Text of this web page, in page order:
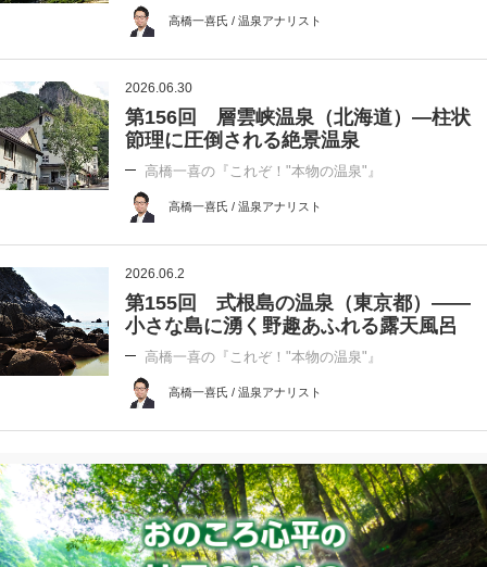
高橋一喜氏 / 温泉アナリスト
2026.06.30
第156回 層雲峡温泉（北海道）―柱状
節理に圧倒される絶景温泉
高橋一喜の『これぞ！"本物の温泉"』
高橋一喜氏 / 温泉アナリスト
2026.06.2
第155回 式根島の温泉（東京都）――
小さな島に湧く野趣あふれる露天風呂
高橋一喜の『これぞ！"本物の温泉"』
高橋一喜氏 / 温泉アナリスト